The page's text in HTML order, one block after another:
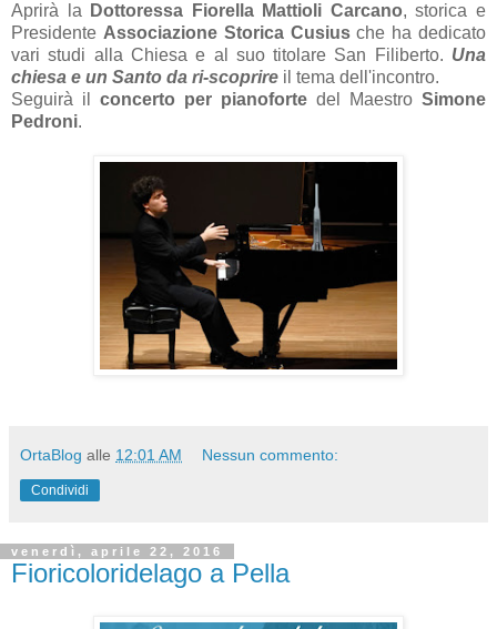
Aprirà la
Dottoressa Fiorella Mattioli Carcano, storica e
Presidente Associazione Storica Cusiusche ha dedicato
vari studi alla Chiesa e al suo titolare San Filiberto. Una
chiesa e un Santo da ri-scoprire il tema dell'incontro.
Seguirà il concerto per pianoforte del Maestro Simone
Pedroni.
OrtaBlog alle 12:01 AM Nessun commento:
Condividi
venerdì, aprile 22, 2016
Fioricoloridelago a Pella